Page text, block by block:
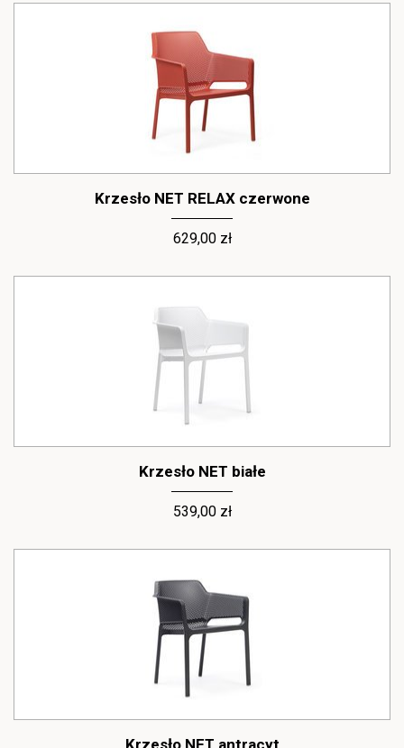
Krzesło NET RELAX czerwone
629,00 zł
Krzesło NET białe
539,00 zł
Krzesło NET antracyt